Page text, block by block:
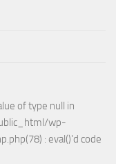
of type null in
wp-
: eval()'d code